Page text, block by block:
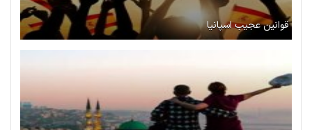
قوانین عجیب اسپانیا